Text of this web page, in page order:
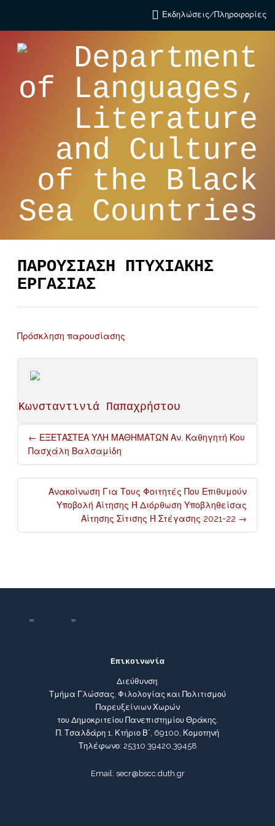
Εκδηλώσεις/Πληροφορίες
ΠΑΡΟΥΣΙΑΣΗ ΠΤΥΧΙΑΚΗΣ
ΕΡΓΑΣΙΑΣ
Πρόσκληση παρουσίασης
Κωνσταντινιά Παπαχρήστου
Post
navigation
← ΕΞΕΤΑΣΤΕΑ ΥΛΗ ΜΑΘΗΜΑΤΩΝ Αν. Καθηγητή Κου
Πασχάλη Βαλσαμίδη
Ανακοίνωση Για Τους Φοιτητές Που Επιθυμούν
Υποβολή Αίτησης Ή Διόρθωση Υποβληθείσας
Αίτησης Σίτισης Ή Στέγασης 2021-22 →
Επικοινωνία
Διεύθυνση:
Τμήμα Γλώσσας, Φιλολογίας και Πολιτισμού
Παρευξείνιων Χωρών
του Δημοκριτείου Πανεπιστημίου Θράκης,
Π. Τσαλδάρη 1, Κτήριο Β΄, 69100, Κομοτηνή
Τηλέφωνο: 25310 39420,39458
Email: secr@bscc.duth.gr